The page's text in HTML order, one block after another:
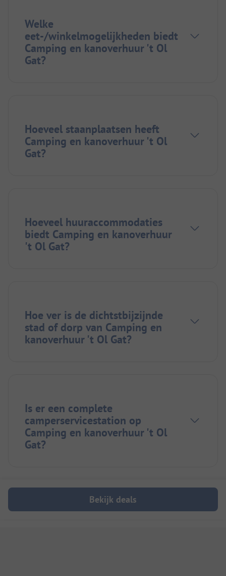
Welke
eet-/winkelmogelijkheden biedt
Camping en kanoverhuur 't Ol
Gat?
Hoeveel staanplaatsen heeft
Camping en kanoverhuur 't Ol
Gat?
Hoeveel huuraccommodaties
biedt Camping en kanoverhuur
't Ol Gat?
Hoe ver is de dichtstbijzijnde
stad of dorp van Camping en
kanoverhuur 't Ol Gat?
Is er een complete
camperservicestation op
Camping en kanoverhuur 't Ol
Gat?
Bekijk deals